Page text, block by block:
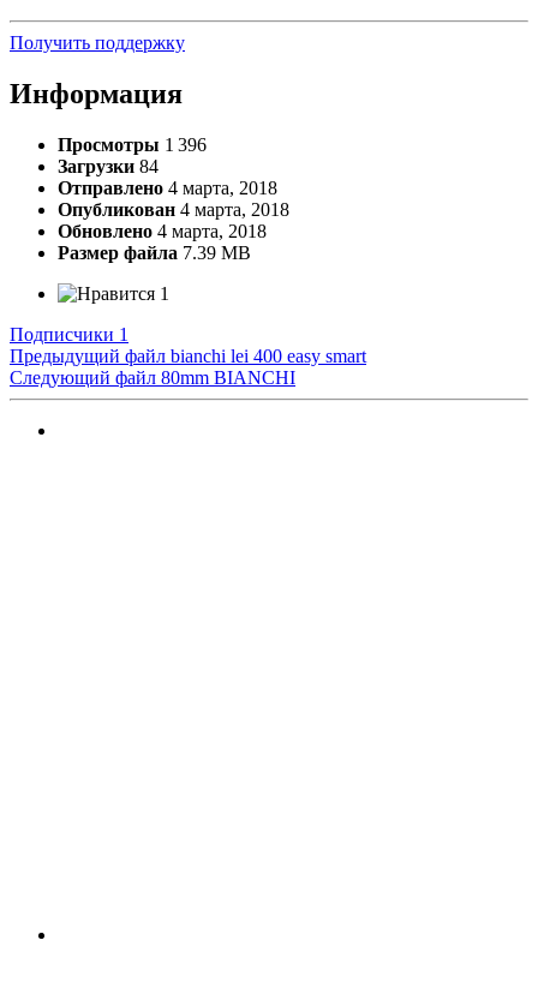
Получить поддержку
Информация
Просмотры 1 396
Загрузки 84
Отправлено 4 марта, 2018
Опубликован 4 марта, 2018
Обновлено 4 марта, 2018
Размер файла 7.39 MB
1
Подписчики 1
Предыдущий файл bianchi lei 400 easy smart
Следующий файл 80mm BIANCHI